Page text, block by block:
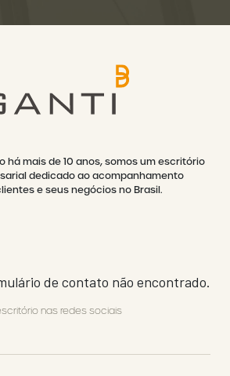
há mais de 10 anos, somos um escritório
dedicado ao acompanhamento
e seus negócios no Brasil.
de contato não encontrado.
nas redes sociais